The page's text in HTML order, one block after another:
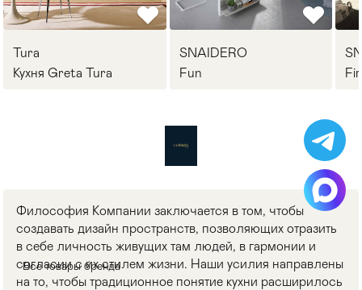
Tura
Кухня Greta Tura
SNAIDERO
Fun
Философия Компании заключается в том, чтобы
создавать дизайн пространств, позволяющих отразить
в себе личность живущих там людей, в гармонии и
согласии с их стилем жизни. Наши усилия направлены
на то, чтобы традиционное понятие кухни расширилось
Все товары бренда